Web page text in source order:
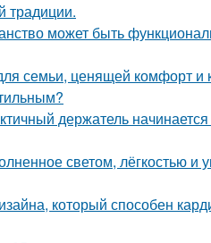
традиции.
может быть
семьи, ценящей комфорт и
держатель начинается
светом, лёгкостью и
который способен